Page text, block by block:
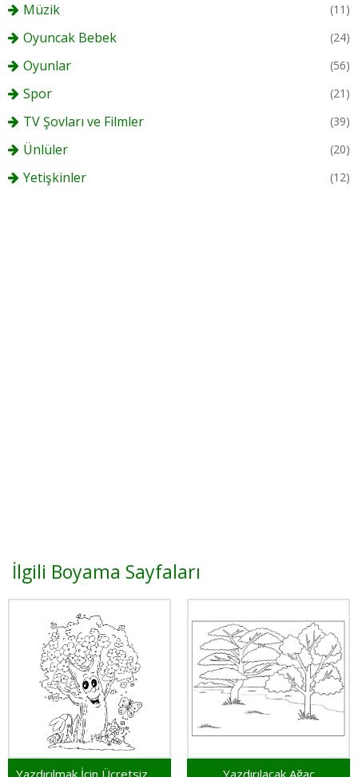
Müzik (11)
Oyuncak Bebek (24)
Oyunlar (56)
Spor (21)
TV Şovları ve Filmler (39)
Ünlüler (20)
Yetişkinler (12)
İlgili Boyama Sayfaları
Yazdırılacak Ağaç